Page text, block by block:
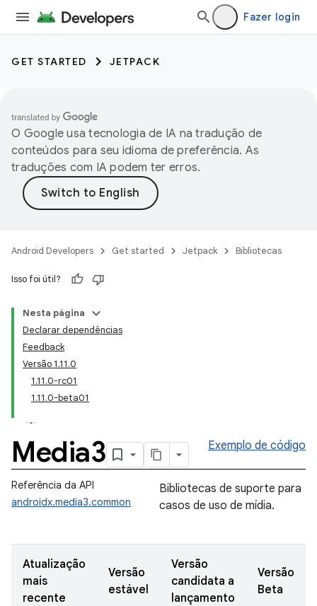
Fazer login
GET STARTED JETPACK
O Google usa tecnologia de IA na tradução de
conteúdos para seu idioma de preferência. As
traduções com IA podem ter erros.
Android Developers Get started Jetpack Bibliotecas
Isso foi útil?
Nesta página
Declarar dependências
Feedback
Versão 1.11.0
1.11.0-rc01
1.11.0-beta01
Media3 Exemplo de código
Referência da API
androidx.media3.common
Bibliotecas de suporte para
casos de uso de mídia.
Atualização
mais
recente
Versão
estável
Versão
candidata a
lançamento
Versão
Beta